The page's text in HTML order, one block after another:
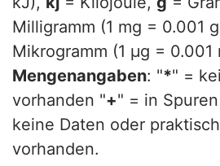
Milligramm (1 mg = 0.001
Mikrogramm (1 µg = 0.001
Mengenangaben: "*" =
vorhanden "+" = in
keine Daten oder
vorhanden.